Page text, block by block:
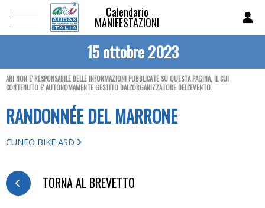
Calendario
MANIFESTAZIONI
15 ottobre 2023
ARI NON E' RESPONSABILE DELLE INFORMAZIONI PUBBLICATE SU QUESTA PAGINA, IL CUI
CONTENUTO E' AUTONOMAMENTE GESTITO DALL'ORGANIZZATORE DELL'EVENTO.
RANDONNÉE DEL MARRONE
CUNEO BIKE ASD
TORNA AL BREVETTO